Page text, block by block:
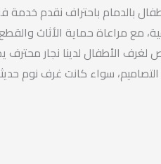
بالدمام باحتراف نقدم خدمة
مع مراعاة حماية الأثاث
لغرف الأطفال لدينا نجار
سواء كانت غرف نوم